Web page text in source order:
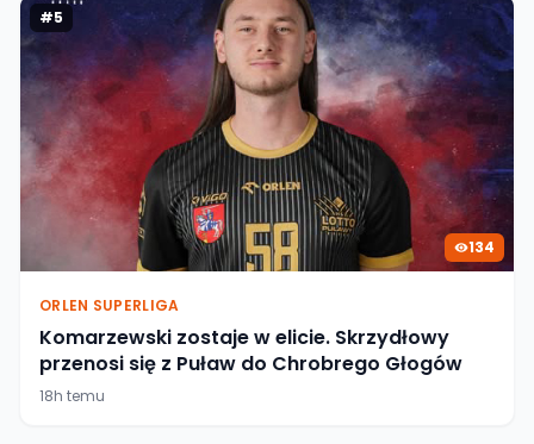
#5
134
ORLEN SUPERLIGA
Komarzewski zostaje w elicie. Skrzydłowy
przenosi się z Puław do Chrobrego Głogów
18h temu